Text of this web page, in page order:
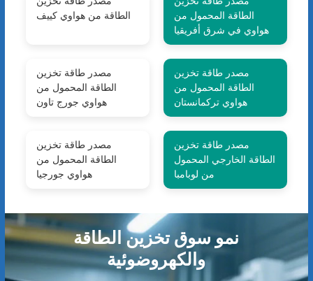
الطاقة من هواوي كييف
الطاقة المحمول من
هواوي في شرق أفريقيا
مصدر طاقة تخزين
الطاقة المحمول من
هواوي جورج تاون
مصدر طاقة تخزين
الطاقة المحمول من
هواوي تركمانستان
مصدر طاقة تخزين
الطاقة المحمول من
هواوي جورجيا
مصدر طاقة تخزين
الطاقة الخارجي المحمول
من لوبامبا
نمو سوق تخزين الطاقة
والكهروضوئية